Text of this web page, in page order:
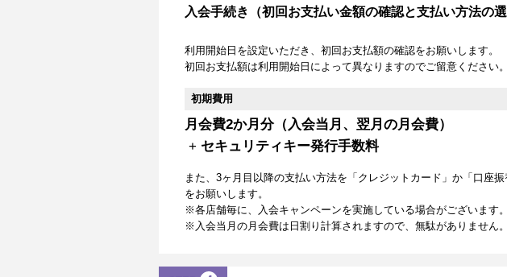
入会手続き（初回お支払い金額の確認と支払い方法の選
利用開始日を設定いただき、初回お支払額の確認をお願いします。
初回お支払額は利用開始日によって異なりますのでご留意ください。
初期費用
月会費2か月分（入会当月、翌月の月会費）
+ セキュリティキー発行手数料
また、3ヶ月目以降の支払い方法を「クレジットカード」か「口座
をお願いします。
※各店舗毎に、入会キャンペーンを実施している場合がございます。
※入会当月の月会費は日割り計算されますので、無駄がありません。